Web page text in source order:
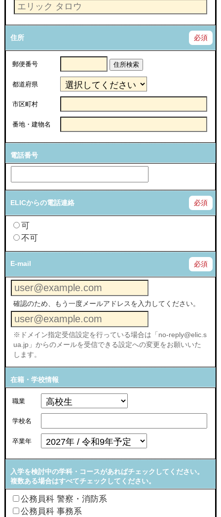
住所 必須
郵便番号 住所検索
都道府県
市区町村
番地・建物名
電話番号
ELICからの電話連絡 必須
可
不可
E-mail 必須
確認のため、もう一度メールアドレスを入力してください。
※ドメイン指定受信設定を行っている場合は「no-reply@elic.s
ua.jp」からのメールを受信できる設定への変更をお願いいた
します。
在籍・学校情報
職業
学校名
卒業年
入学を検討中の学科・コースがあればチェックしてください。
複数ある場合はすべてチェックしてください。
公務員科 警察・消防系
公務員科 事務系